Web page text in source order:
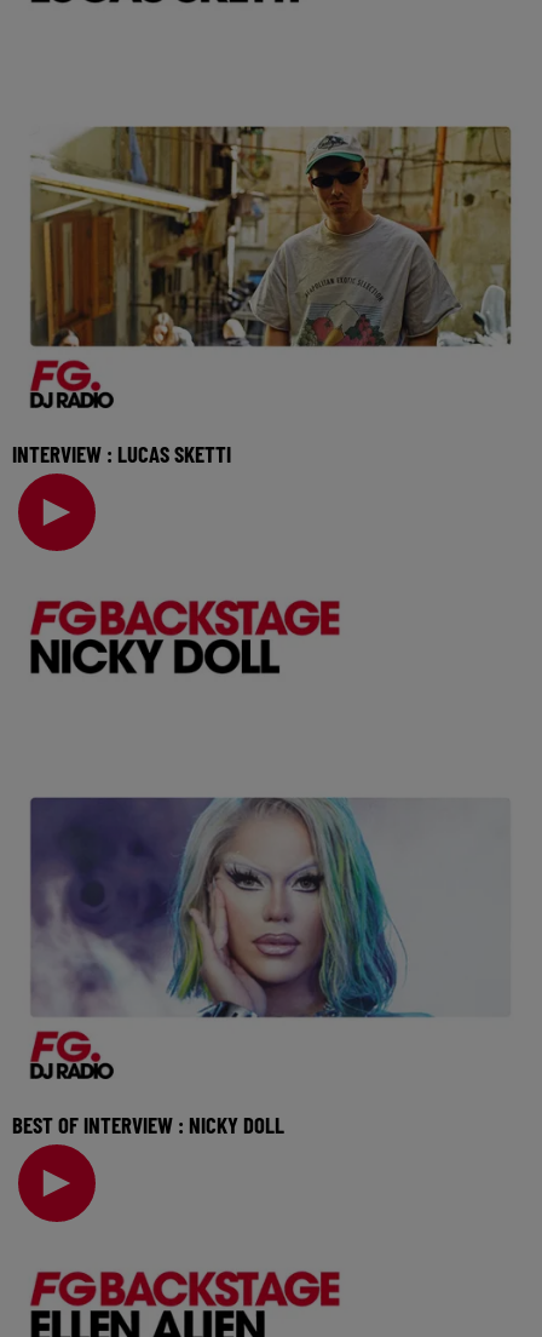
INTERVIEW : LUCAS SKETTI
Il est déjà soutenu par les plus grands, de Hugel à Meduza
en passant par Francis Mercier, le DJ Luc
BEST OF INTERVIEW : NICKY DOLL
Elle a ouvert la voie avec Drag Race France et poursuit
aujourd'hui son aventure avec un album pop-é